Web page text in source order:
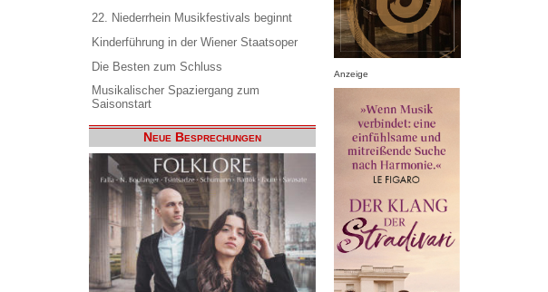
22. Niederrhein Musikfestivals beginnt
Kinderführung in der Wiener Staatsoper
Die Besten zum Schluss
Musikalischer Spaziergang zum
Saisonstart
Neue Besprechungen
Anzeige